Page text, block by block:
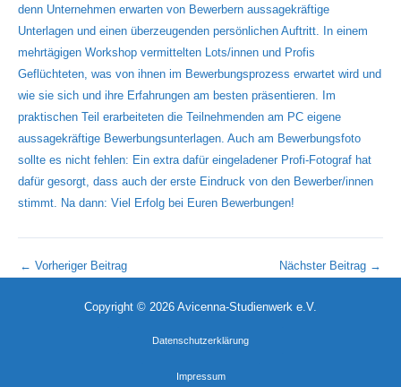
← Vorheriger Beitrag Nächster Beitrag →
Copyright © 2026 Avicenna-Studienwerk e.V.
Datenschutzerklärung
Impressum